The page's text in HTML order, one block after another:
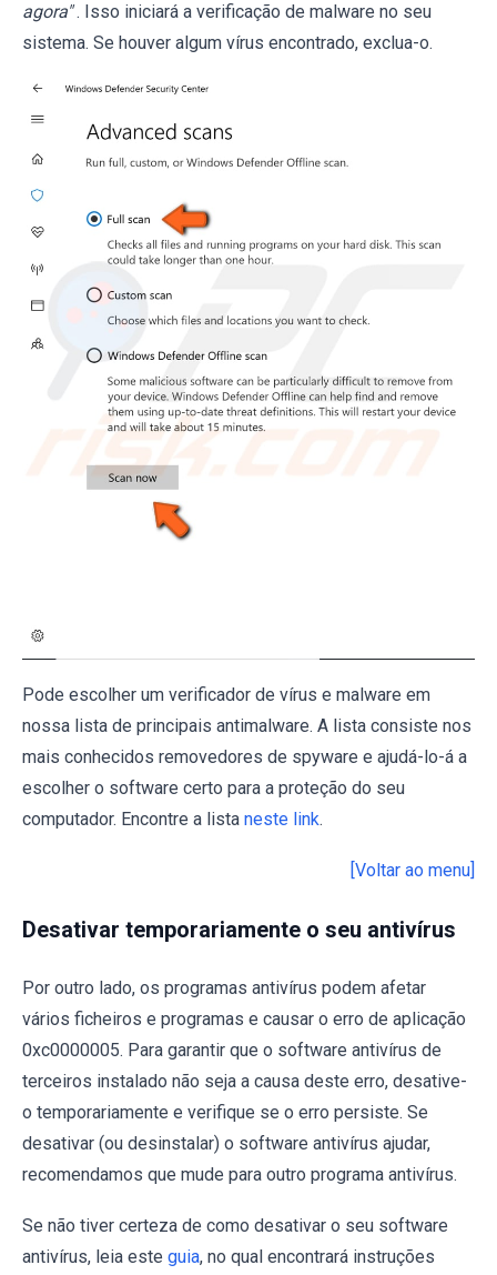
agora" . Isso iniciará a verificação de malware no seu
sistema. Se houver algum vírus encontrado, exclua-o.
Pode escolher um verificador de vírus e malware em
nossa lista de principais antimalware. A lista consiste nos
mais conhecidos removedores de spyware e ajudá-lo-á a
escolher o software certo para a proteção do seu
computador. Encontre a lista neste link.
[Voltar ao menu]
Desativar temporariamente o seu antivírus
Por outro lado, os programas antivírus podem afetar
vários ficheiros e programas e causar o erro de aplicação
0xc0000005. Para garantir que o software antivírus de
terceiros instalado não seja a causa deste erro, desative-
o temporariamente e verifique se o erro persiste. Se
desativar (ou desinstalar) o software antivírus ajudar,
recomendamos que mude para outro programa antivírus.
Se não tiver certeza de como desativar o seu software
antivírus, leia este guia, no qual encontrará instruções